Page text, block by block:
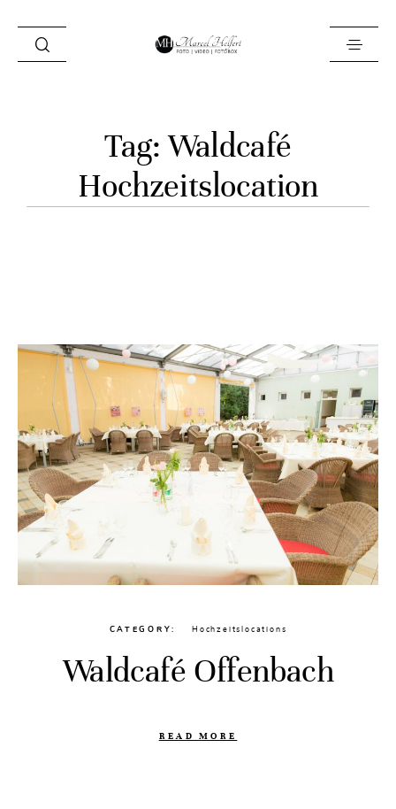
Fotobox
Tag: Waldcafé
Hochzeitslocation
CATEGORY Hochzeitslocations
Waldcafé Offenbach
READ MORE